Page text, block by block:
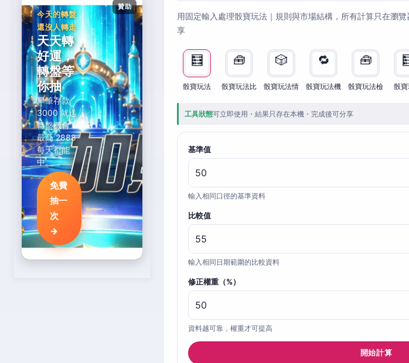
贊助
今天的轉盤
還沒人轉走
天天轉
好運，
轉盤等
你抽
單筆存款
3000 就送
轉盤機會，
最高 2888
每天都能
中。
免費
抽一
次
→
用固定輸入處理骰寶玩法｜規則與市場結構，所有計算只在瀏
享
🧮
骰寶玩法
🧰
骰寶玩法比
🎲
骰寶玩法情
🔁
骰寶玩法機
🧰
骰寶玩法檢 骰
工具狀態可立即使用・結果只存在本機・完成後可分享
基準值
輸入相同口徑的基準資料
比較值
輸入相同日期範圍的比較資料
修正權重（%）
資料越可靠，權重才可提高
開始計算